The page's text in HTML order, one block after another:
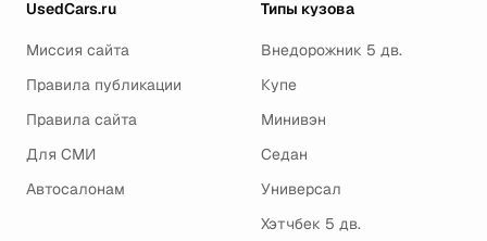
UsedCars.ru
Миссия сайта
Правила публикации
Правила сайта
Для СМИ
Автосалонам
Типы кузова
Внедорожник 5 дв.
Купе
Минивэн
Седан
Универсал
Хэтчбек 5 дв.